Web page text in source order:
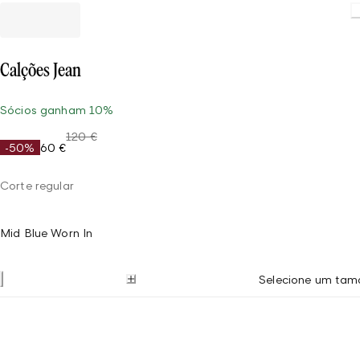
Calções Jean
Sócios ganham 10%
-50% 60 €
120 €
Corte regular
Mid Blue Worn In
Selecione um